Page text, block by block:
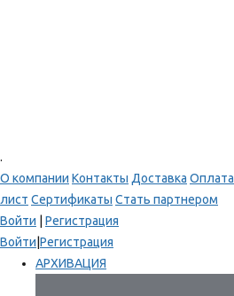
.
О компании Контакты Доставка Оплата
лист Сертификаты Стать партнером
Войти
Регистрация
Войти Регистрация
АРХИВАЦИЯ